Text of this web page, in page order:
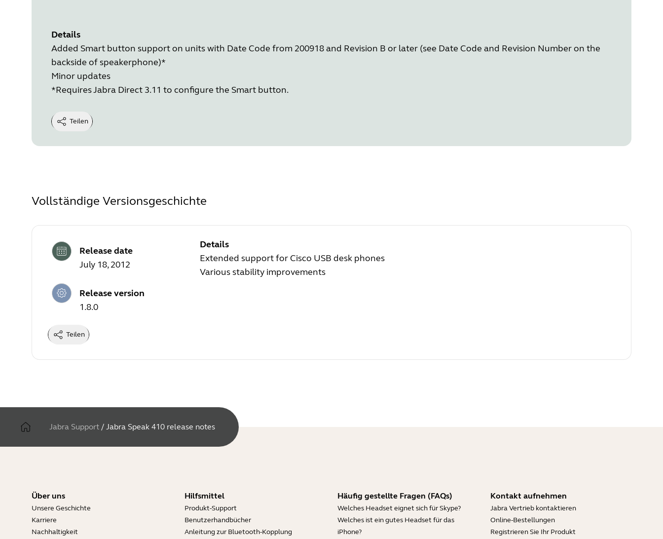
Details
Added Smart button support on units with Date Code from 200918 and Revision B or later (see Date Code and Revision Number on the
backside of speakerphone)*
Minor updates
*Requires Jabra Direct 3.11 to configure the Smart button.
Teilen
Vollständige Versionsgeschichte
Release date
July 18, 2012
Release version
1.8.0
Details
Extended support for Cisco USB desk phones
Various stability improvements
Teilen
Jabra Support / Jabra Speak 410 release notes
Über uns
Unsere Geschichte
Karriere
Nachhaltigkeit
Hilfsmittel
Produkt-Support
Benutzerhandbücher
Anleitung zur Bluetooth-Kopplung
Häufig gestellte Fragen (FAQs)
Welches Headset eignet sich für Skype?
Welches ist ein gutes Headset für das
iPhone?
Kontakt aufnehmen
Jabra Vertrieb kontaktieren
Online-Bestellungen
Registrieren Sie Ihr Produkt